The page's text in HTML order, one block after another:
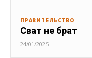
ПРАВИТЕЛЬСТВО
Сват не брат
24/01/2025